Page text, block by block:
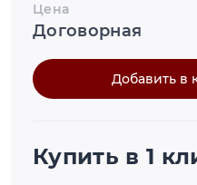
Цена
Договорная
Добавить в
Купить в 1